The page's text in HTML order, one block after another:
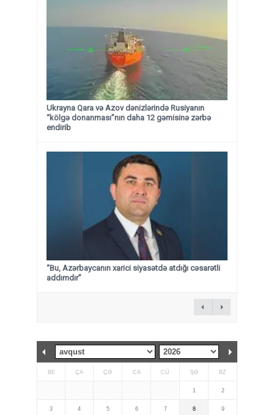
Ukrayna Qara və Azov dənizlərində Rusiyanın
“kölgə donanması”nın daha 12 gəmisinə zərbə
endirib
“Bu, Azərbaycanın xarici siyasətdə atdığı cəsarətli
addımdır”
BE ÇA ÇƏ CA CÜ ŞƏ BZ
1 2
3 4 5 6 7 8 9